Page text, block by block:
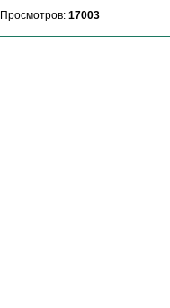
Просмотров: 17003